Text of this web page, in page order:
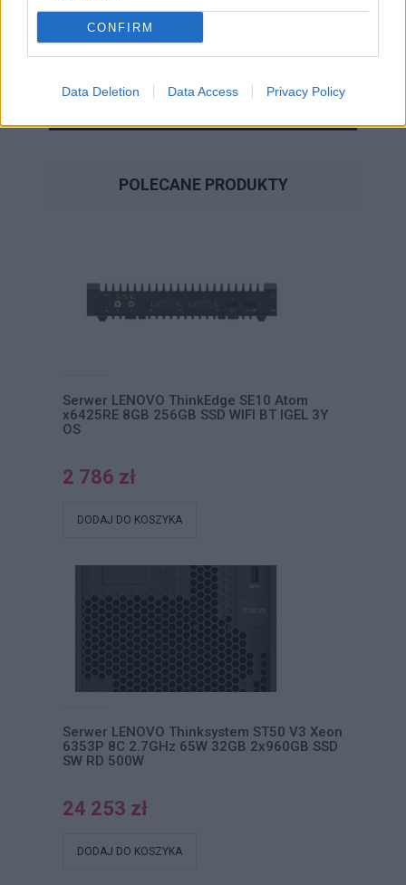
CONFIRM
Data Deletion Data Access Privacy Policy
POLECANE PRODUKTY
Serwer LENOVO ThinkEdge SE10 Atom
x6425RE 8GB 256GB SSD WIFI BT IGEL 3Y
OS
2 786 zł
DODAJ DO KOSZYKA
Serwer LENOVO Thinksystem ST50 V3 Xeon
6353P 8C 2.7GHz 65W 32GB 2x960GB SSD
SW RD 500W
24 253 zł
DODAJ DO KOSZYKA